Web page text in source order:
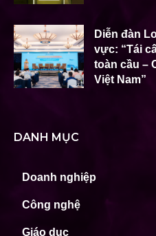
Diễn đàn
vực: “Tái
toàn cầu –
Việt Nam”
DANH MỤC
Doanh nghiệp
Công nghệ
Giáo dục